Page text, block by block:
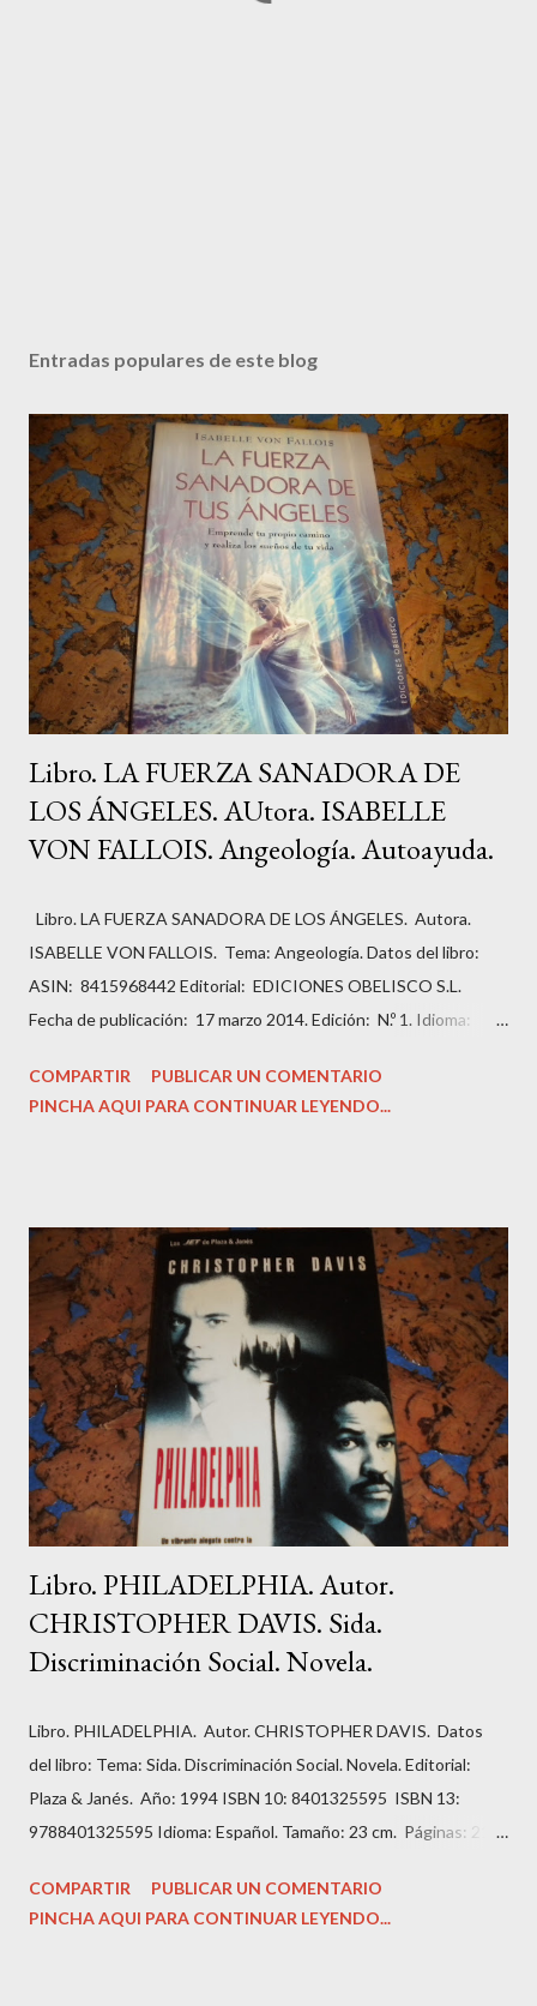
Entradas populares de este blog
Libro. LA FUERZA SANADORA DE
LOS ÁNGELES. AUtora. ISABELLE
VON FALLOIS. Angeología. Autoayuda.
Libro. LA FUERZA SANADORA DE LOS ÁNGELES. Autora.
ISABELLE VON FALLOIS. Tema: Angeología. Datos del libro:
ASIN: ‎ 8415968442 Editorial: ‎ EDICIONES OBELISCO S.L.
Fecha de publicación: ‎ 17 marzo 2014. Edición: ‎ N.º 1. Idioma: ‎
978-8415968443 Peso del producto: ‎ 499 g Dimensiones: ‎
14.99 x 2.54 x 22.86 cm Estado del libro: Muy bueno, como
romper con una pauta antigua y programar otra más positiva se
necesita un período de tiempo comprendido entre 21 y 28 días.
A partir de entonces, se forman en el cerebro nuevas vías
neuronales, y, por ende, otras creencias positivas que nos
ayudan a alcanzar nuestros sueños. En tu recorrido personal a
través de este proceso de 28 días, dejarás atrás antiguas ideas y
actitudes t...
COMPARTIR
PUBLICAR UN COMENTARIO
PINCHA AQUI PARA CONTINUAR LEYENDO...
Libro. PHILADELPHIA. Autor.
CHRISTOPHER DAVIS. Sida.
Discriminación Social. Novela.
Libro. PHILADELPHIA. Autor. CHRISTOPHER DAVIS. Datos
del libro: Tema: Sida. Discriminación Social. Novela. Editorial:
Plaza & Janés. Año: 1994 ISBN 10: 8401325595 ISBN 13:
9788401325595 Idioma: Español. Tamaño: 23 cm. Páginas: 211.
imagen editorial. Condición: Bien. Hojas amarillentas por el
tiempo. Precio: 1.99 Euros. Andrew es un abogado prometedor
COMPARTIR
PUBLICAR UN COMENTARIO
PINCHA AQUI PARA CONTINUAR LEYENDO...